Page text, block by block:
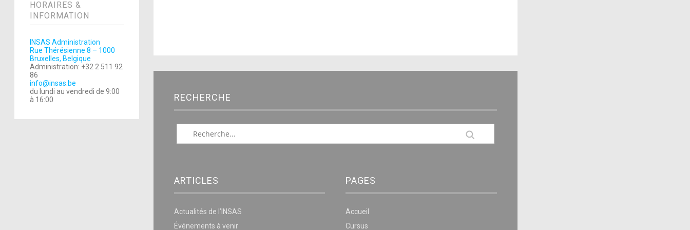
HORAIRES &
INFORMATION
INSAS Administration
Rue Thérésienne 8 – 1000
Bruxelles, Belgique
Administration: +32 2 511 92
86
info@insas.be
du lundi au vendredi de 9:00
à 16:00
RECHERCHE
ARTICLES
Actualités de l’INSAS
Événements à venir
PAGES
Accueil
Cursus